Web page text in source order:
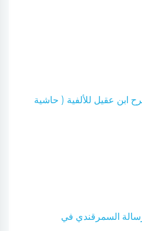
ابن عقيل للألفية ( حاشية
السمرقندي في